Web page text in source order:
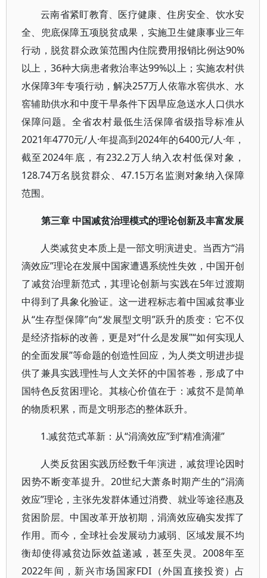
云南省紧盯教育、医疗健康、住房安全、饮水安
全、兜底保障五项脱贫成果，实施卫生健康事业三年
行动，脱贫群众政策范围内住院费用报销比例达90%
以上，36种大病患者救治率达99%以上；实施农村供
水保障3年专项行动，解决257万人依靠水窖供水、水
窖辅助供水和中度干旱条件下因旱应急送水人口供水
保障问题。全省农村最低生活保障省级指导标准从
2021年4770元/人·年提高到2024年的6400元/人·年，
截至2024年底，有232.2万人纳入农村低保对象，
128.74万名脱贫群众、47.15万名监测对象纳入保障
范围。
第三章 中国减贫治理模式的理论创新及丰富发展
人类减贫史本质上是一部文明演进史。当西方“涓
滴效应”理论在发展中国家遭遇系统性失效，中国开创
了减贫治理新范式，其理论创新与实践在5年过渡期
中得到了具象化验证。这一进程标志着中国减贫事业
从“生存型保障”向“发展型文明”跃升的质变：它不仅
是经济指标的改善，更是对“什么是发展”“如何实现人
的全面发展”等命题的创造性回应，为人类文明进步提
供了兼具实践理性与人文关怀的中国答卷，形成了中
国特色反贫困理论。其核心价值在于：减贫不是简单
的物质积累，而是文明形态的整体跃升。
1.减贫范式革新：从“涓滴效应”到“精准滴灌”
人类反贫困实践历经数千年演进，减贫理论因时
因势不断变革提升。20世纪大萧条时期产生的“涓滴
效应”理论，主张先发群体通过消费、就业等途径惠及
贫困阶层。中国改革开放初期，涓滴效应确实发挥了
作用。而今，全球社会发展动力减弱、区域发展不均
衡却使得减贫边际效益递减，甚至失灵。2008年至
2022年间，新兴市场国家FDI（外国直接投资）占